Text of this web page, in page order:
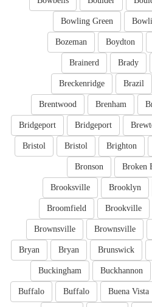
Bowling Green
Boydton
Bozeman
Brady
Brainerd
Brazil
Breckenridge
Brenham
Brentwood
Bridgeport
Bridgeport
Brighton
Bristol
Bristol
Broken
Bronson
Brooklyn
Brooksville
Brookville
Broomfield
Brownsville
Brownsville
Brunswick
Bryan
Bryan
Buckhannon
Buckingham
Buena Vista
Buffalo
Buffalo